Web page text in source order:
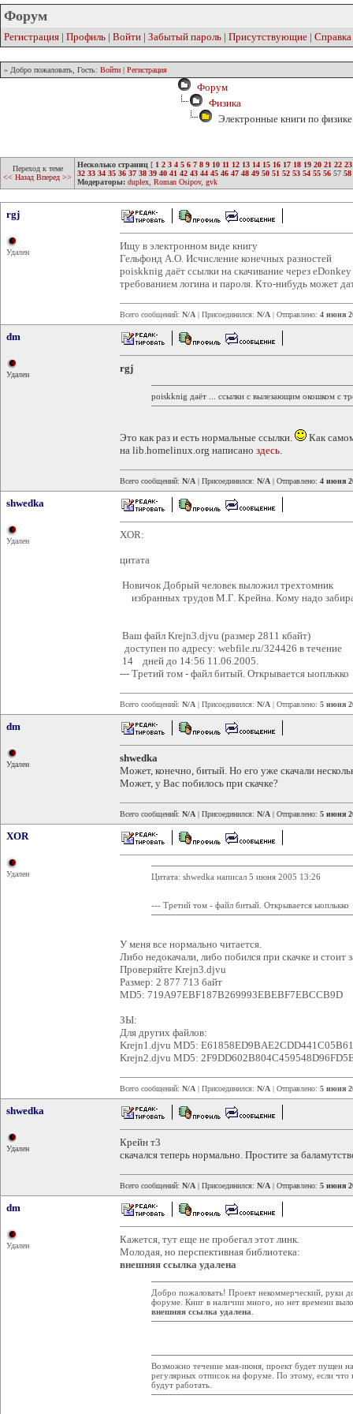
Форум
Регистрация | Профиль | Войти | Забытый пароль | Присутствующие | Справка
» Добро пожаловать, Гость: Войти | Регистрация
Форум
Физика
Электронные книги по
Переход к теме
<< Назад Вперед >>
Несколько страниц [ 1 2 3 4 5 6 7 8 9 10 11 12 13 14 15 16 17 18 19 20 21 22 23
32 33 34 35 36 37 38 39 40 41 42 43 44 45 46 47 48 49 50 51 52 53 54 55 56 57 58
Модераторы: duplex Roman Osipov, gvk
rgj
Удален
Ищу в электронном виде книгу
Гельфонд А.О. Исчисление конечных разностей
poiskknig даёт ссылки на скачивание через
требованием логина и пароля. Кто-нибудь может
Всего сообщений: N/A | Присоединился: N/A | Отправлено: 4 июня
dm
Удален
rgj
poiskknig даёт ... ссылки с вылезающим окошком с
Это как раз и есть нормальные ссылки.
Как
на lib.homelinux.org написано здесь.
Всего сообщений: N/A | Присоединился: N/A | Отправлено: 4 июня
shwedka
Удален
XOR:
цитата
Новичок Добрый человек выложил трехтомник
избранных трудов М.Г. Крейна. Кому надо
Ваш файл Krejn3.djvu (размер 2811 кбайт)
доступен по адресу: webfile.ru/324426 в течение
14 дней до 14:56 11.06.2005.
--- Третий том - файл битый. Открывается ыоплькко
Всего сообщений: N/A | Присоединился: N/A | Отправлено: 5 июня
dm
Удален
shwedka
Может, конечно, битый. Но его уже скачали
Может, у Вас побилось при скачке?
Всего сообщений: N/A | Присоединился: N/A | Отправлено: 5 июня
XOR
Удален Цитата: shwedka написал 5 июня 2005 13:26
--- Третий том - файл битый. Открывается ыоплькко
У меня все нормально читается.
Либо недокачали, либо побился при скачке и стоит
Проверяйте Krejn3.djvu
Размер: 2 877 713 байт
MD5: 719A97EBF187B269993EBEBF7EBCCB9D
ЗЫ:
Для других файлов:
Krejn1.djvu MD5:
Krejn2.djvu MD5:
Всего сообщений: N/A | Присоединился: N/A | Отправлено: 5 июня
shwedka
Удален
Крейн т3
скачался теперь нормально. Простите за
Всего сообщений: N/A | Присоединился: N/A | Отправлено: 5 июня
dm
Удален
Кажется, тут еще не пробегал этот линк.
Молодая, но перспективная библиотека:
внешняя ссылка удалена
Добро пожаловать! Проект некоммерческий, руки
форуме. Книг в наличии много, но нет времени
внешняя ссылка удалена
Возможно течение мая-июня, проект будет пущен
регулярных отписок на форуме. По этому, если
будут работать.